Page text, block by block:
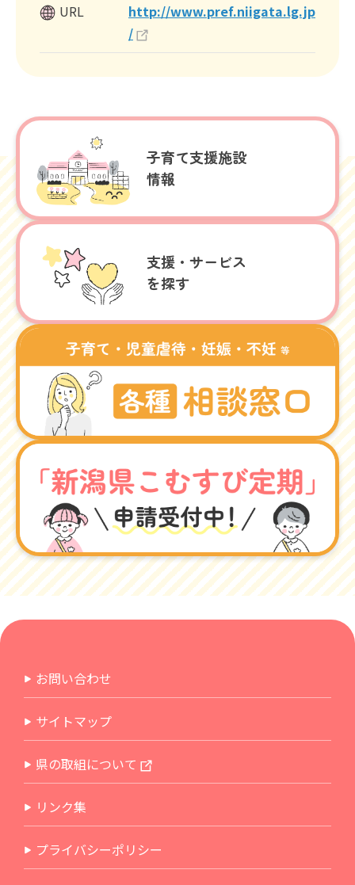
URL
http://www.pref.niigata.lg.jp
/
子育て支援施設
情報
支援・サービス
を探す
お問い合わせ
サイトマップ
県の取組について
リンク集
プライバシーポリシー